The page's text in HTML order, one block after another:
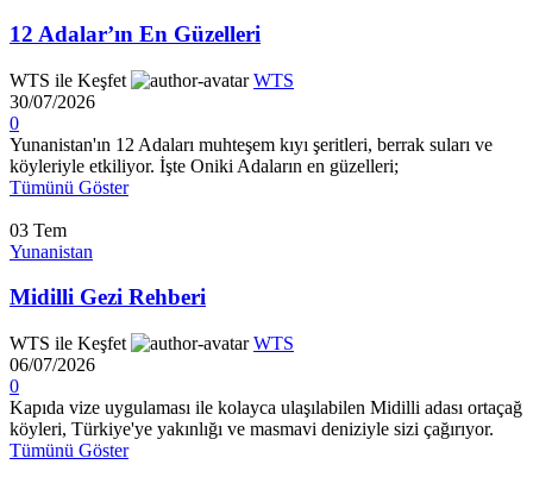
12 Adalar’ın En Güzelleri
WTS ile Keşfet
WTS
30/07/2026
0
Yunanistan'ın 12 Adaları muhteşem kıyı şeritleri, berrak suları ve
köyleriyle etkiliyor. İşte Oniki Adaların en güzelleri;
Tümünü Göster
03 Tem
Yunanistan
Midilli Gezi Rehberi
WTS ile Keşfet
WTS
06/07/2026
0
Kapıda vize uygulaması ile kolayca ulaşılabilen Midilli adası ortaçağ
köyleri, Türkiye'ye yakınlığı ve masmavi deniziyle sizi çağırıyor.
Tümünü Göster